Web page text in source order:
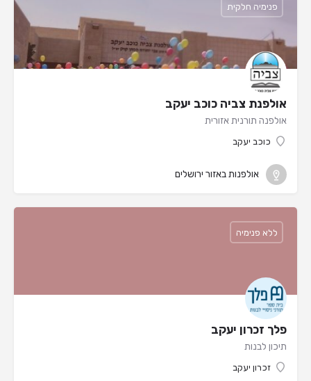
אולפנת צביה כוכב יעקב
אולפנה תורנית אזורית
כוכב יעקב
פנימיה חלקית
אולפנות באזור ירושלים
פלך זכרון יעקב
תיכון לבנות
זכרון יעקב
ללא פנימיה